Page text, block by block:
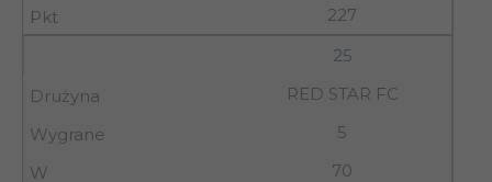
227
25
RED STAR FC
5
70